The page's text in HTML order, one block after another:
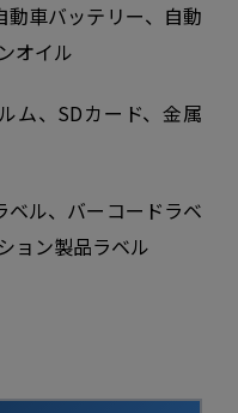
動車バッテリー、自動
オイル
ム、SDカード、金属
ベル、バーコードラベ
ョン製品ラベル